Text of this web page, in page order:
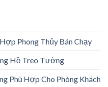
Phong Thủy Bán Chạy
Hồ Treo Tường
Phù Hợp Cho Phòng Khách